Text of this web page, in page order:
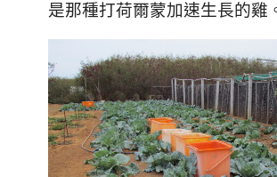
是那種打荷爾蒙加速生長的雞